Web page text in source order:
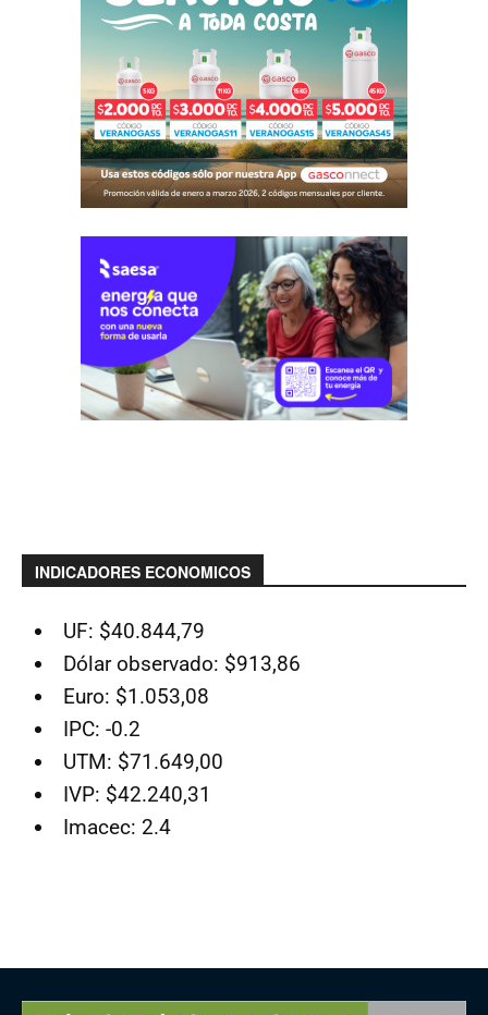
INDICADORES ECONOMICOS
UF: $40.844,79
Dólar observado: $913,86
Euro: $1.053,08
IPC: -0.2
UTM: $71.649,00
IVP: $42.240,31
Imacec: 2.4